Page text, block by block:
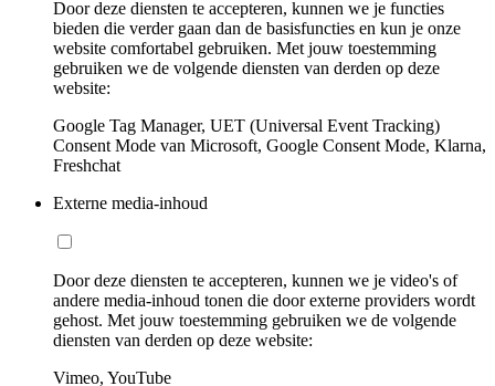
Door deze diensten te accepteren, kunnen we je functies
bieden die verder gaan dan de basisfuncties en kun je onze
website comfortabel gebruiken. Met jouw toestemming
gebruiken we de volgende diensten van derden op deze
website:
Google Tag Manager, UET (Universal Event Tracking)
Consent Mode van Microsoft, Google Consent Mode, Klarna,
Freshchat
Externe media-inhoud
Door deze diensten te accepteren, kunnen we je video's of
andere media-inhoud tonen die door externe providers wordt
gehost. Met jouw toestemming gebruiken we de volgende
diensten van derden op deze website:
Vimeo, YouTube